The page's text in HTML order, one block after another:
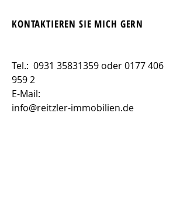
KONTAKTIEREN SIE MICH GERN
Tel.: 0931 35831359 oder0177 406
959 2
E-Mail:
info@reitzler-immobilien.de